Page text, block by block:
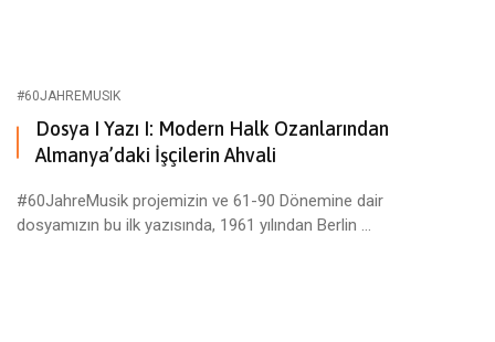
#60JAHREMUSIK
Dosya I Yazı I: Modern Halk Ozanlarından
Almanya’daki İşçilerin Ahvali
#60JahreMusik projemizin ve 61-90 Dönemine dair
dosyamızın bu ilk yazısında, 1961 yılından Berlin ...